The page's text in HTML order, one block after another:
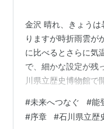
金沢 晴れ、きょう
りますが時折雨雲が
に比べるとさらに気
で、細かな設定が残
川県立歴史博物館で
被災地から救出され
す。 この序章は、能
#未来へつなぐ #能
#序章 #石川県立歴